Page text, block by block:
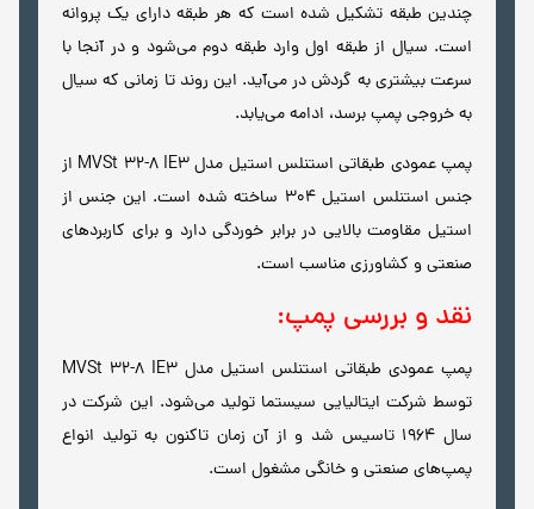
چندین طبقه تشکیل شده است که هر طبقه دارای یک پروانه
است. سیال از طبقه اول وارد طبقه دوم می‌شود و در آنجا با
سرعت بیشتری به گردش در می‌آید. این روند تا زمانی که سیال
به خروجی پمپ برسد، ادامه می‌یابد.
پمپ عمودی طبقاتی استنلس استیل مدل MVSt 32-8 IE3 از
جنس استنلس استیل 304 ساخته شده است. این جنس از
استیل مقاومت بالایی در برابر خوردگی دارد و برای کاربردهای
صنعتی و کشاورزی مناسب است.
نقد و بررسی پمپ:
پمپ عمودی طبقاتی استنلس استیل مدل MVSt 32-8 IE3
توسط شرکت ایتالیایی سیستما تولید می‌شود. این شرکت در
سال 1964 تاسیس شد و از آن زمان تاکنون به تولید انواع
پمپ‌های صنعتی و خانگی مشغول است.